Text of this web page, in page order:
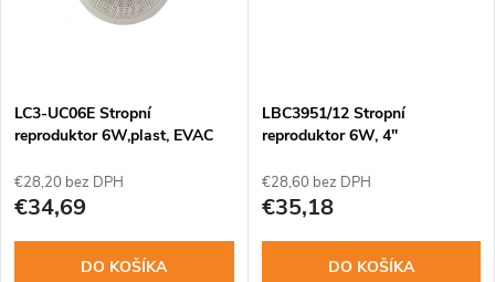
o
v
o
v
LC3-UC06E Stropní
reproduktor 6W,plast, EVAC
€28,20 bez DPH
€34,69
DO KOŠÍKA
LBC3951/12 Stropní
reproduktor 6W, 4"
€28,60 bez DPH
€35,18
DO KOŠÍKA